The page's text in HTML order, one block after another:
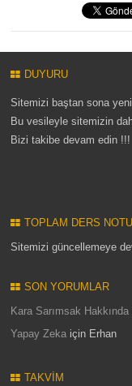
DUYURU
Sitemizi baştan sona
Bu vesileyle sitemizin
Bizi takibe devam edin !!!
TOPLAM DERS
Sitemizi güncellemeye
SON YORUMLAR
Kara Sarımsak Hakkında
Yapay Zeka için Erhan
TAKVIM